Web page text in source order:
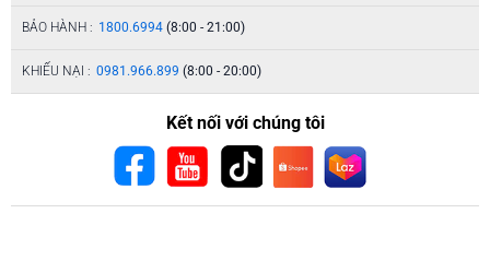
BẢO HÀNH : 1800.6994 (8:00 - 21:00)
KHIẾU NẠI : 0981.966.899 (8:00 - 20:00)
Kết nối với chúng tôi